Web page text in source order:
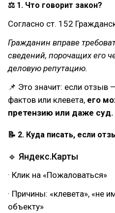
⚖ 1. Что говорит закон?
Согласно ст. 152
Гражданин вправе
сведений, порочащих его
деловую репутацию.
📌 Это значит: если отзыв
фактов или клевета, его
претензию или даже суд.
📝 2. Куда писать, если
🔹 Яндекс.Карты
· Клик на «Пожаловаться»
· Причины: «клевета», «не
объекту»